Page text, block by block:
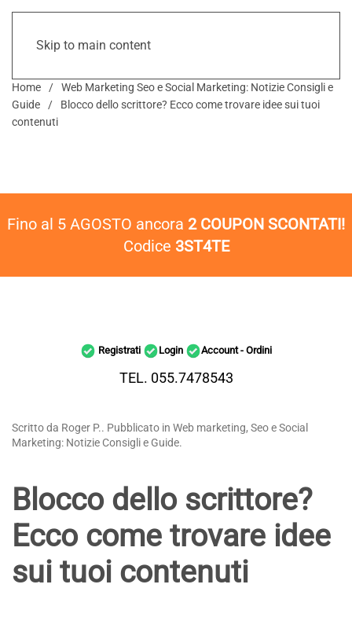
Skip to main content
Home
Web Marketing Seo e Social Marketing: Notizie Consigli e
Guide
Blocco dello scrittore? Ecco come trovare idee sui tuoi
contenuti
Fino al 5 AGOSTO ancora 2 COUPON SCONTATI!
Codice 3ST4TE
Registrati Login Account - Ordini
TEL. 055.7478543
Scritto da Roger P.. Pubblicato in Web marketing, Seo e Social
Marketing: Notizie Consigli e Guide.
Blocco dello scrittore?
Ecco come trovare idee
sui tuoi contenuti